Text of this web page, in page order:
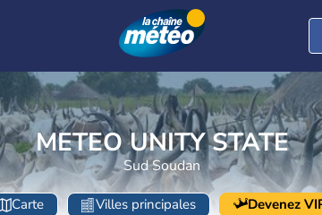
METEO UNITY STATE
Sud Soudan
Carte Villes principales Devenez